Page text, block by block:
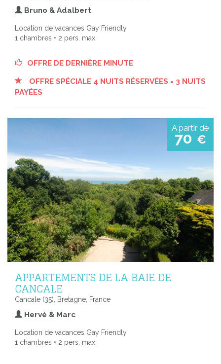
Bruno & Adalbert
Location de vacances Gay Friendly
1 chambres • 2 pers. max.
OFFRE DE DERNIÈRE MINUTE
OFFRE SPÉCIALE 4 NUITS RÉSERVÉES = 3 NUITS
PAYÉES
A partir de
70 €
APPARTEMENTS DE LA BAIE DE
CANCALE
Cancale (35), Bretagne, France
Hervé & Marc
Location de vacances Gay Friendly
1 chambres • 2 pers. max.